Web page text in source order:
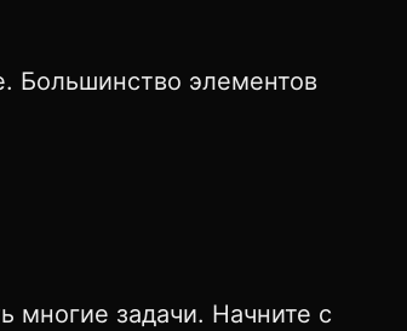
Большинство элементов
задачи. Начните с